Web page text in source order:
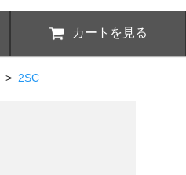
カートを見る
> 2SC